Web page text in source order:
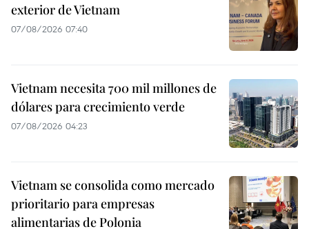
exterior de Vietnam
07/08/2026 07:40
Vietnam necesita 700 mil millones de
dólares para crecimiento verde
07/08/2026 04:23
Vietnam se consolida como mercado
prioritario para empresas
alimentarias de Polonia